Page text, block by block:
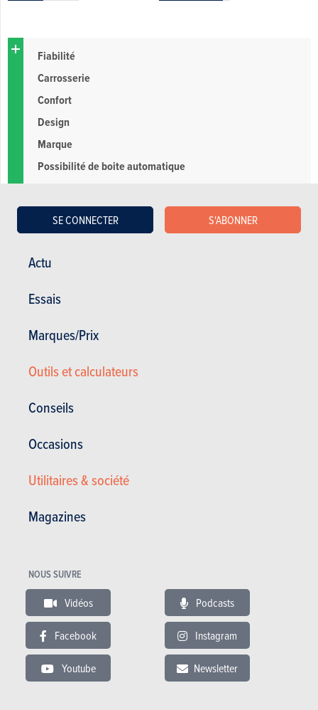
Actu
Essais
Marques/Prix
Outils et calculateurs
Conseils
Occasions
Utilitaires & société
Magazines
SE CONNECTER S'ABONNER
NOUS SUIVRE
Vidéos Podcasts
Facebook Instagram
Youtube Newsletter
Fiabilité
Carrosserie
Confort
Design
Marque
Possibilité de boite automatique
Problème Electronique
Problème moteur
Les autres avis Mercedes-Benz Classe C
Mercedes-Benz Classe C Berline C 220 CDI 125kW
(2007)